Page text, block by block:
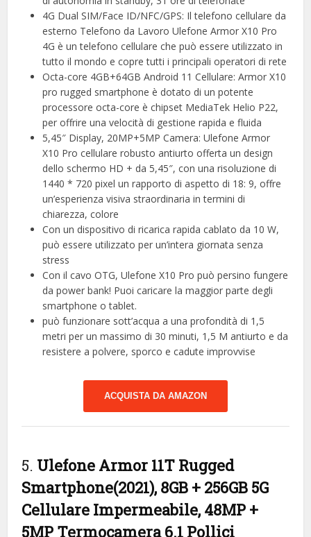
4G Dual SIM/Face ID/NFC/GPS: Il telefono cellulare da
esterno Telefono da Lavoro Ulefone Armor X10 Pro
4G è un telefono cellulare che può essere utilizzato in
tutto il mondo e copre tutti i principali operatori di rete
Octa-core 4GB+64GB Android 11 Cellulare: Armor X10
pro rugged smartphone è dotato di un potente
processore octa-core è chipset MediaTek Helio P22,
per offrire una velocità di gestione rapida e fluida
5,45″ Display, 20MP+5MP Camera: Ulefone Armor
X10 Pro cellulare robusto antiurto offerta un design
dello schermo HD + da 5,45″, con una risoluzione di
1440 * 720 pixel un rapporto di aspetto di 18: 9, offre
un’esperienza visiva straordinaria in termini di
chiarezza, colore
Con un dispositivo di ricarica rapida cablato da 10 W,
può essere utilizzato per un’intera giornata senza
stress
Con il cavo OTG, Ulefone X10 Pro può persino fungere
da power bank! Puoi caricare la maggior parte degli
smartphone o tablet.
può funzionare sott’acqua a una profondità di 1,5
metri per un massimo di 30 minuti, 1,5 M antiurto e da
resistere a polvere, sporco e cadute improvvise
ACQUISTA DA AMAZON
5. Ulefone Armor 11T Rugged
Smartphone(2021), 8GB + 256GB 5G
Cellulare Impermeabile, 48MP +
5MP Termocamera 6.1 Pollici